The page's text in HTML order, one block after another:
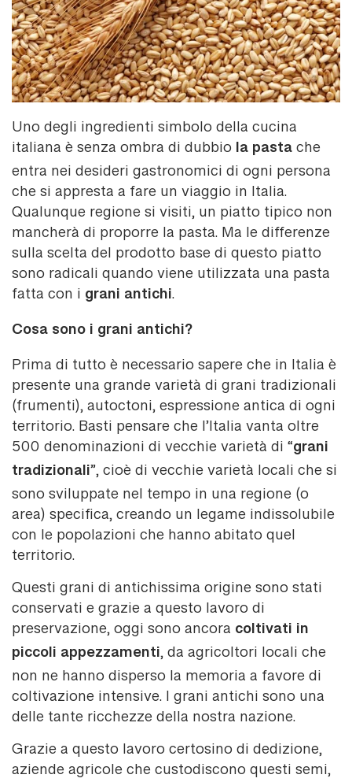
Uno degli ingredienti simbolo della cucina
italiana è senza ombra di dubbio la pasta che
entra nei desideri gastronomici di ogni persona
che si appresta a fare un viaggio in Italia.
Qualunque regione si visiti, un piatto tipico non
mancherà di proporre la pasta. Ma le differenze
sulla scelta del prodotto base di questo piatto
sono radicali quando viene utilizzata una pasta
fatta con i grani antichi.
Cosa sono i grani antichi?
Prima di tutto è necessario sapere che in Italia è
presente una grande varietà di grani tradizionali
(frumenti), autoctoni, espressione antica di ogni
territorio. Basti pensare che l’Italia vanta oltre
500 denominazioni di vecchie varietà di “grani
tradizionali”, cioè di vecchie varietà locali che si
sono sviluppate nel tempo in una regione (o
area) specifica, creando un legame indissolubile
con le popolazioni che hanno abitato quel
territorio.
Questi grani di antichissima origine sono stati
conservati e grazie a questo lavoro di
preservazione, oggi sono ancora coltivati in
piccoli appezzamenti, da agricoltori locali che
non ne hanno disperso la memoria a favore di
coltivazione intensive. I grani antichi sono una
delle tante ricchezze della nostra nazione.
Grazie a questo lavoro certosino di dedizione,
aziende agricole che custodiscono questi semi,